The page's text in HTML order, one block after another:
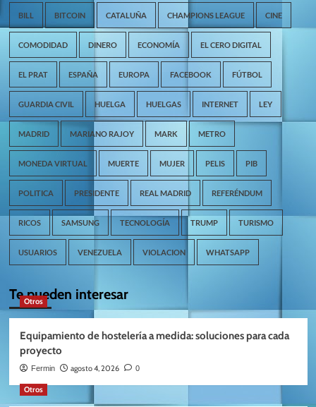
BILL BITCOIN CATALUÑA CHAMPIONS LEAGUE CINE
COMODIDAD DINERO ECONOMÍA EL CERO DIGITAL
EL PRAT ESPAÑA EUROPA FACEBOOK FÚTBOL
GUARDIA CIVIL HUELGA HUELGAS INTERNET LEY
MADRID MARIANO RAJOY MARK METRO
MONEDA VIRTUAL MUERTE MUJER PELIS PIB
POLITICA PRESIDENTE REAL MADRID REFERÉNDUM
RICOS SAMSUNG TECNOLOGÍA TRUMP TURISMO
USUARIOS VENEZUELA VIOLACION WHATSAPP
Te pueden interesar
Otros
Equipamiento de hostelería a medida: soluciones para cada
proyecto
Fermin agosto 4, 2026 0
Otros